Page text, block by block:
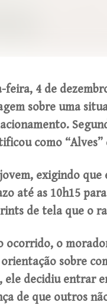
4 de
sobre uma
como “Alves”
exigindo
até as 10h15
de tela que o
ocorrido, o
sobre
ele decidiu entrar
de que outros